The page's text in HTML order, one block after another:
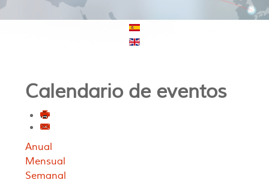
Calendario de eventos
Anual
Mensual
Semanal